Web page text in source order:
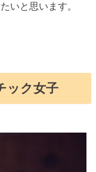
いと思います。
ック女子